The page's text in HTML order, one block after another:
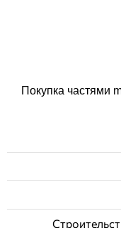
Покупка частями